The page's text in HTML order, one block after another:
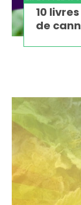
10
de